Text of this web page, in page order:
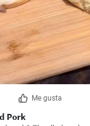
Me gusta
Pork